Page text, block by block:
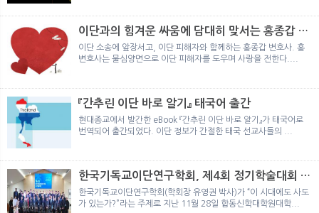
이단과의 힘겨운 싸움에 담대히 맞서는 홍종갑 변
호사
이단 소송에 앞장서고, 이단 피해자와 함께하는 홍종갑 변호사. 홍
변호사는 물심양면으로 이단 피해자를 도우며 사랑을 전한다....
『간추린 이단 바로 알기』 태국어 출간
현대종교에서 발간한 eBook 『간추린 이단 바로 알기』가 태국어로
번역되어 출간되었다. 이단 정보가 간절한 태국 선교사들의 ...
한국기독교이단연구학회, 제4회 정기학술대회 개
최
한국기독교이단연구학회(학회장 유영권 박사)가 “이 시대에도 사도
가 있는가?”라는 주제로 지난 11월 28일 합동신학대학원대학...